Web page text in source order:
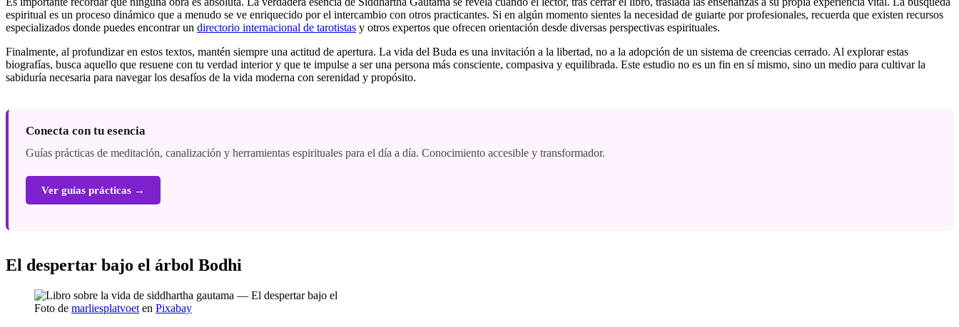
espiritual es un proceso dinámico que a menudo se ve enriquecido por el intercambio con otros practicantes. Si en algún momento sientes la necesidad de guiarte por profesionales, recuerda que existen recursos
especializados donde puedes encontrar un directorio internacional de tarotistas y otros expertos que ofrecen orientación desde diversas perspectivas espirituales.
Finalmente, al profundizar en estos textos, mantén siempre una actitud de apertura. La vida del Buda es una invitación a la libertad, no a la adopción de un sistema de creencias cerrado. Al explorar estas
biografías, busca aquello que resuene con tu verdad interior y que te impulse a ser una persona más consciente, compasiva y equilibrada. Este estudio no es un fin en sí mismo, sino un medio para cultivar la
sabiduría necesaria para navegar los desafíos de la vida moderna con serenidad y propósito.
Conecta con tu esencia
Guías prácticas de meditación, canalización y herramientas espirituales para el día a día. Conocimiento accesible y transformador.
Ver guías prácticas →
El despertar bajo el árbol Bodhi
Foto de marliesplatvoet en Pixabay